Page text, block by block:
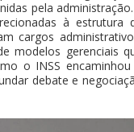
pela
à estrutura
cargos
modelos gerenciais
o INSS
debate e